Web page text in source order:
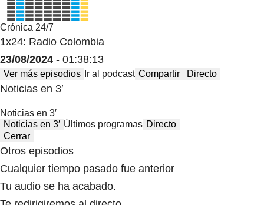
Crónica 24/7
1x24: Radio Colombia
23/08/2024 - 01:38:13
Ver más episodios Ir al podcast Compartir Directo
Noticias en 3′
Noticias en 3′
Noticias en 3′ Últimos programas Directo
Cerrar
Otros episodios
Cualquier tiempo pasado fue anterior
Tu audio se ha acabado.